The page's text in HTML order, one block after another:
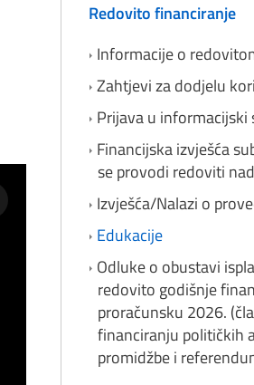
Redovito financiranje
Informacije o
Zahtjevi za dodjelu
Prijava u informacijski
Financijska izvješća
se provodi redoviti
Izvješća/Nalazi o
Edukacije
Odluke o obustavi
redovito godišnje
proračunsku 2026.
financiranju političkih
promidžbe i